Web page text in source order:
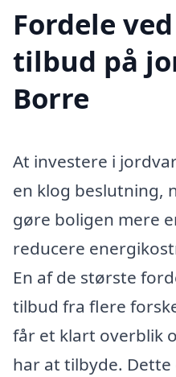
Fordele
tilbud på
Borre
At investere i
en klog beslutning,
gøre boligen mere
reducere
En af de største
tilbud fra flere
får et klart overblik
har at tilbyde.